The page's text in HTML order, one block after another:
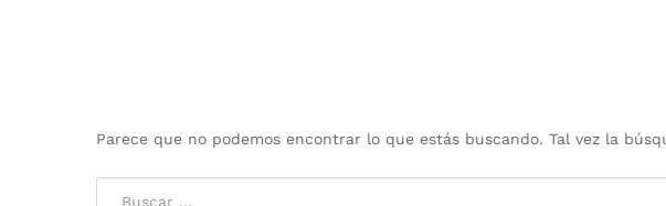
Parece que no podemos encontrar lo que estás buscando. Tal vez la